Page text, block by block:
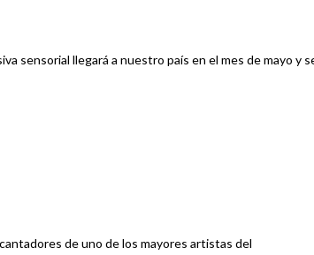
sensorial llegará a nuestro país en el mes de mayo y
de uno de los mayores artistas del